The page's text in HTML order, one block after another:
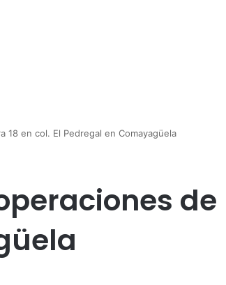
18 en col. El Pedregal en Comayagüela
de